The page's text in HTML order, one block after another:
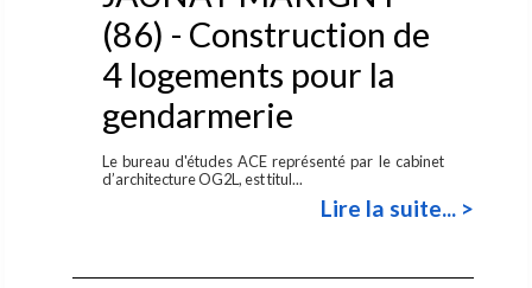
(86) - Construction de
4 logements pour la
gendarmerie
Le bureau d'études ACE représenté par le cabinet
d’architecture OG2L, est titul...
Lire la suite... >